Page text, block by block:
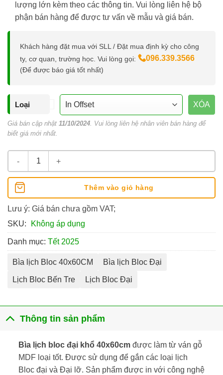
lượng lớn kèm theo các thông tin. Vui lòng liên hệ bộ
phận bán hàng để được tư vấn về mẫu và giá bán.
Khách hàng đặt mua với SLL / Đặt mua định kỳ cho công
ty, cơ quan, trường học. Vui lòng gọi:
096.339.3566
(Để được báo giá tốt nhất)
Loại XÓA
Giá bán cập nhật 11/10/2024. Vui lòng liên hệ nhân viên bán hàng để
biết giá mới nhất.
Bìa Lịch Bloc Đại 40x60CM số lượng
Thêm vào giỏ hàng
Lưu ý: Giá bán chưa gồm VAT;
SKU:
Không áp dụng
Danh mục: Tết 2025
Bìa lịch Bloc 40x60CM Bìa lịch Bloc Đại
Lịch Bloc Bến Tre Lịch Bloc Đại
Thông tin sản phẩm
Bìa lịch bloc đại khổ 40x60cmđược làm từ ván gỗ
MDF loại tốt. Được sử dụng để gắn các loại lịch
Bloc đại và Đại lỡ. Sản phẩm được in với công nghệ